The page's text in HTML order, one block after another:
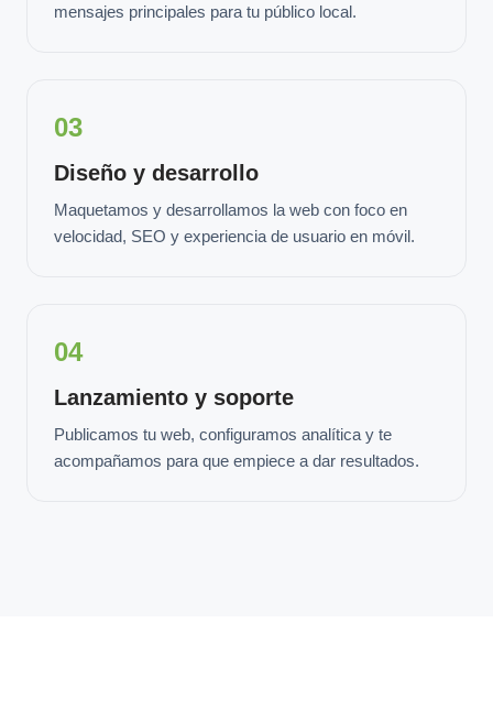
mensajes principales para tu público local.
03
Diseño y desarrollo
Maquetamos y desarrollamos la web con foco en
velocidad, SEO y experiencia de usuario en móvil.
04
Lanzamiento y soporte
Publicamos tu web, configuramos analítica y te
acompañamos para que empiece a dar resultados.